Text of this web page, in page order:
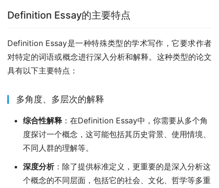
Definition Essay的主要特点
Definition Essay是一种特殊类型的学术写作，它要求作者
对特定的词语或概念进行深入分析和解释。这种类型的论文
具有以下主要特点：
多角度、多层次的解释
综合性解释 ：在Definition Essay中，你需要从多个角
度探讨一个概念，这可能包括其历史背景、使用情境、
不同人群的理解等。
深度分析：除了提供标准定义，更重要的是深入分析这
个概念的不同层面，包括它的社会、文化、哲学等多重